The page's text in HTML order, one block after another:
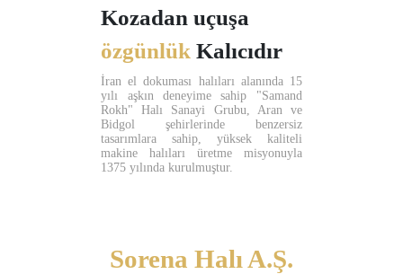
Kozadan uçuşa
özgünlük Kalıcıdır
İran el dokuması halıları alanında 15
yılı aşkın deneyime sahip "Samand
Rokh" Halı Sanayi Grubu, Aran ve
Bidgol şehirlerinde benzersiz
tasarımlara sahip, yüksek kaliteli
makine halıları üretme misyonuyla
1375 yılında kurulmuştur.
Sorena Halı A.Ş.